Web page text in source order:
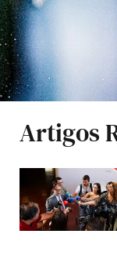
Artigos